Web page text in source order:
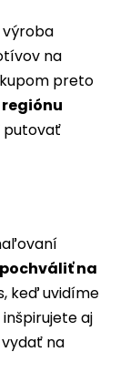
na
preto
putovať
na
keď uvidíme
aj
na